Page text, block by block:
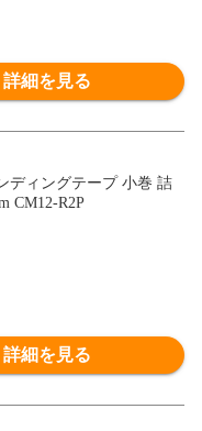
詳細を見る
ディングテープ 小巻 詰
CM12-R2P
詳細を見る